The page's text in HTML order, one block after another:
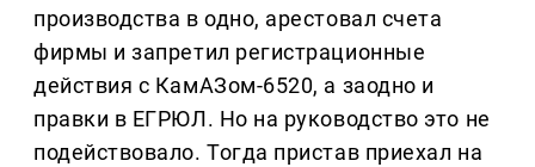
производства в одно, арестовал счета
фирмы и запретил регистрационные
действия с КамАЗом-6520, а заодно и
правки в ЕГРЮЛ. Но на руководство это не
подействовало. Тогда пристав приехал на